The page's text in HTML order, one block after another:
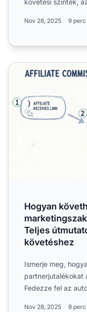
Nov 28, 2025 9
Hogyan követhetik
Hogyan
Teljes
követéshez
Ismerje meg,
partnerjutalékokat
Fedezze fel az
Nov 28, 2025 9